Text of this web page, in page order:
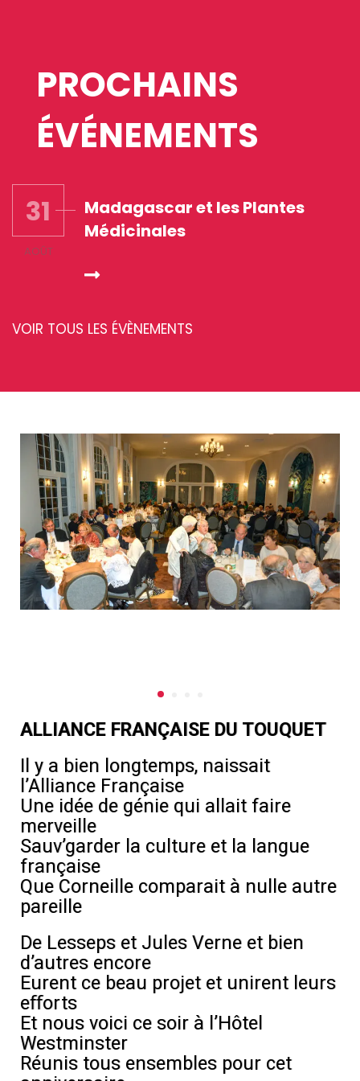
PROCHAINS
ÉVÉNEMENTS
31
AOÛT
Madagascar et les Plantes
Médicinales
VOIR TOUS LES ÉVÈNEMENTS
ALLIANCE FRANÇAISE DU TOUQUET
Il y a bien longtemps, naissait
l’Alliance Française
Une idée de génie qui allait faire
merveille
Sauv’garder la culture et la langue
française
Que Corneille comparait à nulle autre
pareille
De Lesseps et Jules Verne et bien
d’autres encore
Eurent ce beau projet et unirent leurs
eﬀorts
Et nous voici ce soir à l’Hôtel
Westminster
Réunis tous ensembles pour cet